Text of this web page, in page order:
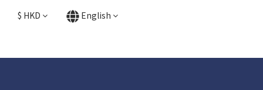
$ HKD English